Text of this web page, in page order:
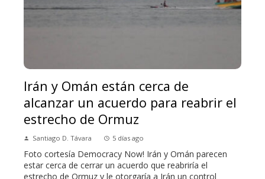
Irán y Omán están cerca de
alcanzar un acuerdo para reabrir el
estrecho de Ormuz
Santiago D. Távara 5 días ago
Foto cortesía Democracy Now! Irán y Omán parecen
estar cerca de cerrar un acuerdo que reabriría el
estrecho de Ormuz y le otorgaría a Irán un control